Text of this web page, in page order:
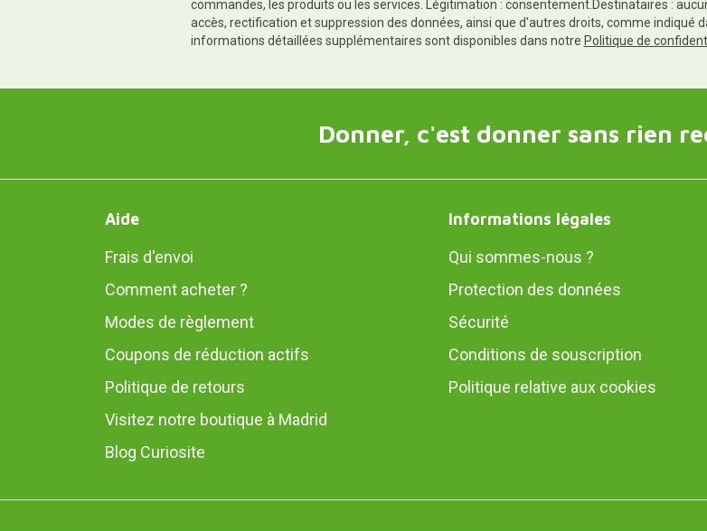
commandes, les produits ou les services. Légitimation : consentement.Destinataires :
accès, rectification et suppression des données, ainsi que d'autres droits, comme indiqué
informations détaillées supplémentaires sont disponibles dans notre Politique de
Donner, c'est donner sans rien
Aide
Frais d'envoi
Comment acheter ?
Modes de règlement
Coupons de réduction actifs
Politique de retours
Visitez notre boutique à Madrid
Blog Curiosite
Informations légales
Qui sommes-nous ?
Protection des données
Sécurité
Conditions de souscription
Politique relative aux cookies